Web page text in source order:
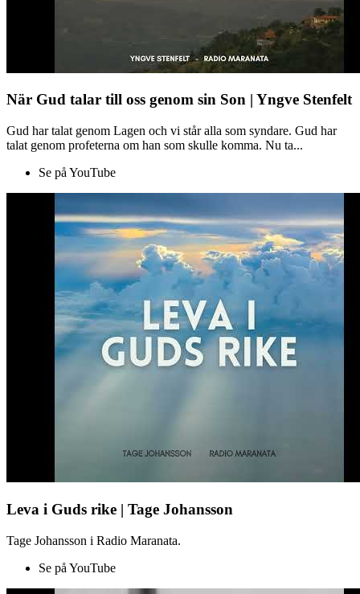
När Gud talar till oss genom sin Son | Yngve Stenfelt
Gud har talat genom Lagen och vi står alla som syndare. Gud har
talat genom profeterna om han som skulle komma. Nu ta...
Se på YouTube
Leva i Guds rike | Tage Johansson
Tage Johansson i Radio Maranata.
Se på YouTube